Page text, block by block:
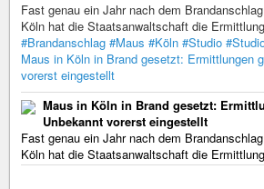
Fast genau ein Jahr nach dem
Köln hat die Staatsanwaltschaft die
#Brandanschlag #Maus #Köln #Studio
Maus in Köln in Brand gesetzt: Ermittlungen
vorerst eingestellt
Maus in Köln in Brand gesetzt:
Unbekannt vorerst eingestellt
Fast genau ein Jahr nach dem
Köln hat die Staatsanwaltschaft die